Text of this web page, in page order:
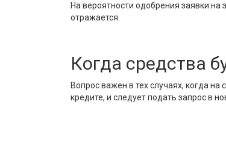
На вероятности одобрения заявки
отражается.
Когда средства
Вопрос важен в тех случаях, когда
кредите, и следует подать запрос в